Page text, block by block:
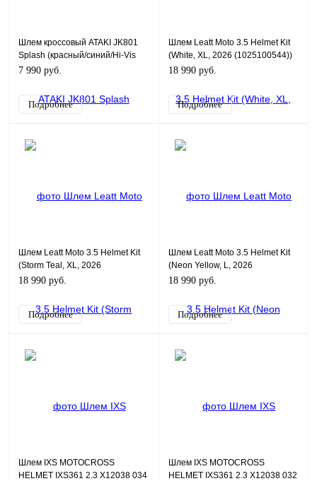
Шлем кроссовый ATAKI JK801
Splash (красный/синий/Hi-Vis
зеленый глянцевый) L
7 990 руб.
Подробнее
Шлем Leatt Moto 3.5 Helmet Kit
(White, XL, 2026 (1025100544))
18 990 руб.
Подробнее
Шлем Leatt Moto 3.5 Helmet Kit
(Storm Teal, XL, 2026
(1026000604))
18 990 руб.
Подробнее
Шлем Leatt Moto 3.5 Helmet Kit
(Neon Yellow, L, 2026
(1026000753))
18 990 руб.
Подробнее
Шлем IXS MOTOCROSS
HELMET IXS361 2.3 X12038 034
Шлем IXS MOTOCROSS
HELMET IXS361 2.3 X12038 032